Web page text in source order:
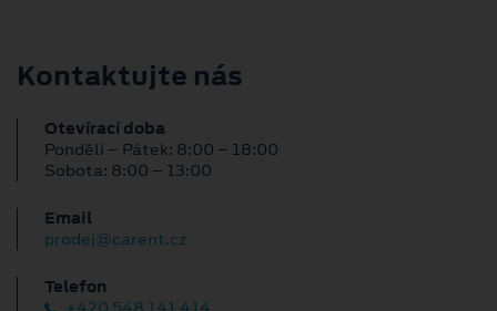
Kontaktujte nás
Otevírací doba
Pondělí – Pátek: 8:00 – 18:00
Sobota: 8:00 – 13:00
Email
prodej@carent.cz
Telefon